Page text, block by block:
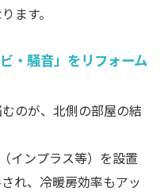
ます。
・騒音」をリフォーム
のが、北側の部屋の結
インプラス等）を設置
れ、冷暖房効率もアッ